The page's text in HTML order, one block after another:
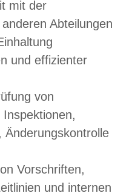
mit der
Abteilungen
und effizienter
von
Änderungskontrolle
Vorschriften,
und internen